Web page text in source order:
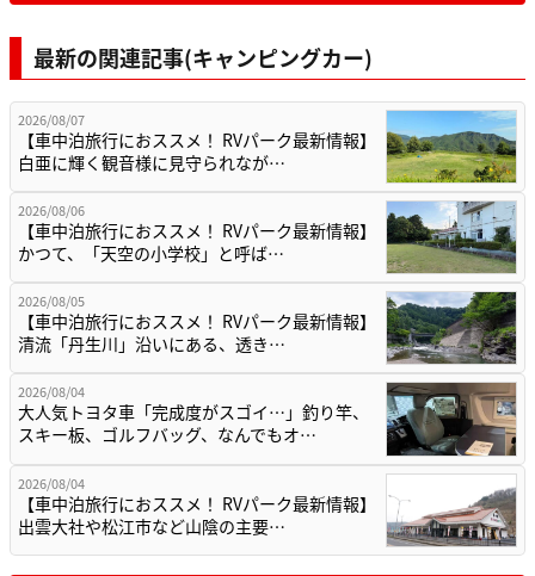
最新の関連記事(キャンピングカー)
2026/08/07
【車中泊旅行におススメ！ RVパーク最新情報】
白亜に輝く観音様に見守られなが…
2026/08/06
【車中泊旅行におススメ！ RVパーク最新情報】
かつて、「天空の小学校」と呼ば…
2026/08/05
【車中泊旅行におススメ！ RVパーク最新情報】
清流「丹生川」沿いにある、透き…
2026/08/04
大人気トヨタ車「完成度がスゴイ…」釣り竿、
スキー板、ゴルフバッグ、なんでもオ…
2026/08/04
【車中泊旅行におススメ！ RVパーク最新情報】
出雲大社や松江市など山陰の主要…